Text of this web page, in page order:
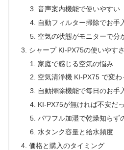
音声案内機能で使いやすい
自動フィルター掃除でお手
空気の状態がモニターで分
シャープ KI-PX75の使いやす
家庭で感じる空気の悩み
空気清浄機 KI-PX75 で変
自動掃除機能で毎日のお手
KI-PX75が無ければ不安だ
パワフル加湿で乾燥知らず
水タンク容量と給水頻度
価格と購入のタイミング